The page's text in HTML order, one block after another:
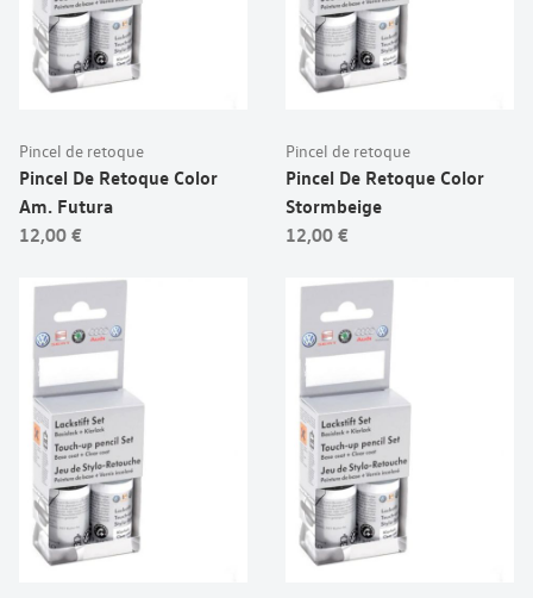
Pincel de retoque
Pincel De Retoque Color
Am. Futura
12,00 €
Pincel de retoque
Pincel De Retoque Color
Stormbeige
12,00 €